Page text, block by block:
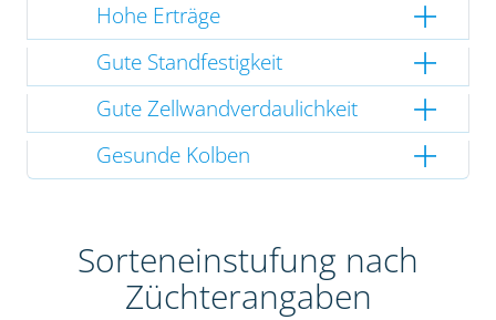
Hohe Erträge
Gute Standfestigkeit
Gute Zellwandverdaulichkeit
Gesunde Kolben
Sorteneinstufung nach
Züchterangaben